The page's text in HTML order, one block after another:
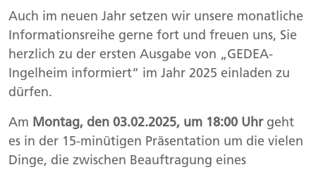
Auch im neuen Jahr setzen wir unsere monatliche
Informationsreihe gerne fort und freuen uns, Sie
herzlich zu der ersten Ausgabe von „GEDEA-
Ingelheim informiert“ im Jahr 2025 einladen zu
dürfen.
Am Montag, den 03.02.2025, um 18:00 Uhrgeht
es in der 15-minütigen Präsentation um die vielen
Dinge, die zwischen Beauftragung eines